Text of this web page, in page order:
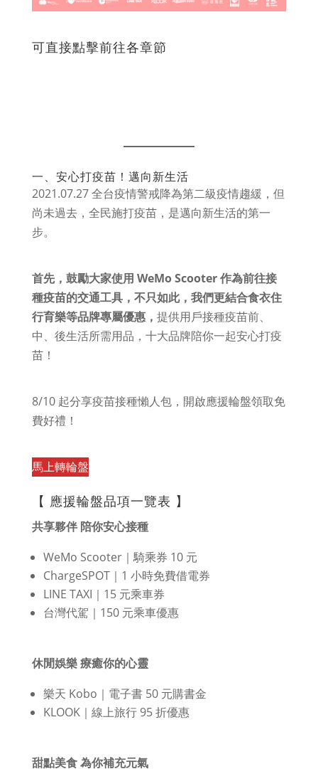
可直接點擊前往各章節
一、安心打疫苗！邁向新生活
2021.07.27 全台疫情警戒降為第二級疫情趨緩，但
尚未過去，全民施打疫苗，是邁向新生活的第一
步。
首先，鼓勵大家使用 WeMo Scooter 作為前往接
種疫苗的交通工具，不只如此，我們更結合食衣住
行育樂等品牌專屬優惠， 提供用戶接種疫苗前、
中、後生活所需用品，十大品牌陪你一起安心打疫
苗！
8/10 起分享疫苗接種懶人包，開啟應援輪盤領取免
費好禮！
馬上轉輪盤
【 應援輪盤品項一覽表 】
共享夥伴 陪你安心接種
WeMo Scooter｜騎乘券 10 元
ChargeSPOT｜1 小時免費借電券
LINE TAXI｜15 元乘車券
台灣代駕｜150 元乘車優惠
休閒娛樂 療癒你的心靈
樂天 Kobo｜電子書 50 元購書金
KLOOK｜線上旅行 95 折優惠
甜點美食 為你補充元氣